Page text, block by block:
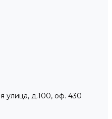
улица, д.100, оф. 430